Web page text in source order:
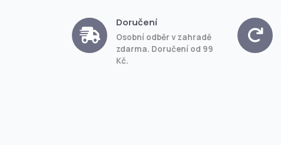
Doručení
Osobní odběr v zahradě
zdarma. Doručení od 99
Kč.